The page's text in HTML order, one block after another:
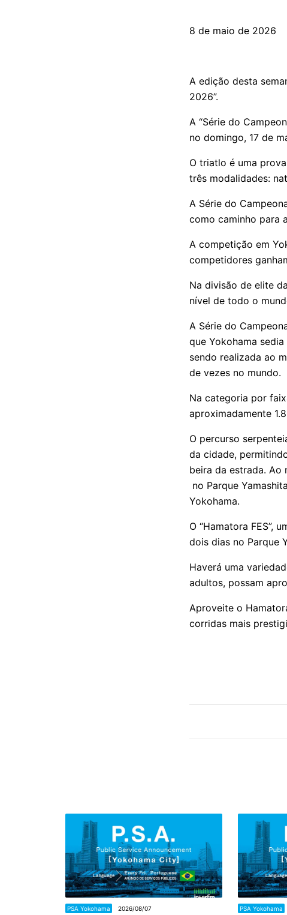
8 de maio de 2026
A edição desta
2026”.
A “Série do
no domingo, 17 de
O triatlo é uma
três modalidades:
A Série do
como caminho para
A competição em
competidores
Na divisão de elite
nível de todo o
A Série do
que Yokohama
sendo realizada ao
de vezes no mundo.
Na categoria por
aproximadamente
O percurso
da cidade,
beira da estrada. Ao
no Parque
Yokohama.
O “Hamatora FES”,
dois dias no Parque
Haverá uma
adultos, possam
Aproveite o
corridas mais
PSA Yokohama 2026/08/07 PSA Yokohama